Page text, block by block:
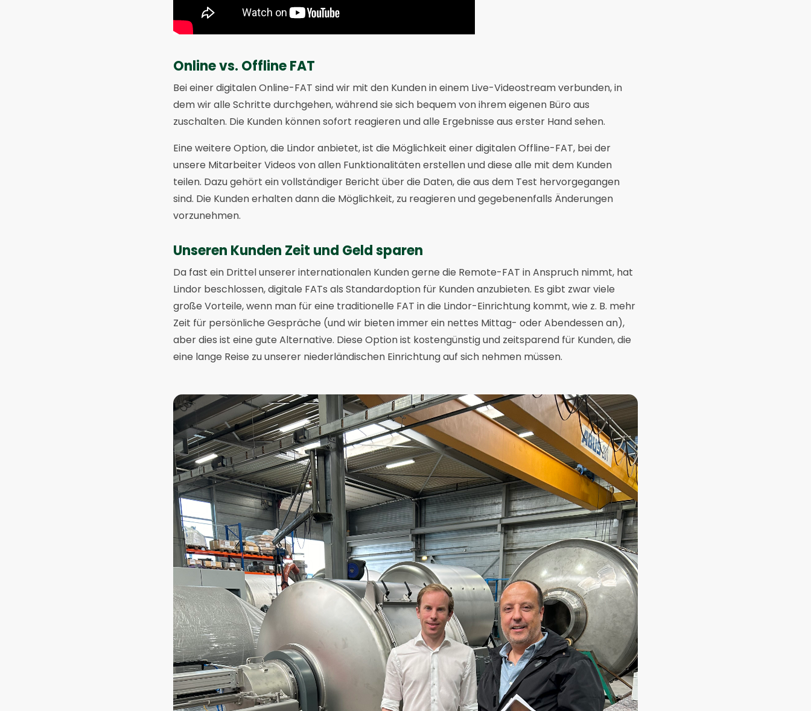
Online vs. Offline FAT
Bei einer digitalen Online-FAT sind wir mit den Kunden in einem Live-Videostream verbunden, in
dem wir alle Schritte durchgehen, während sie sich bequem von ihrem eigenen Büro aus
zuschalten. Die Kunden können sofort reagieren und alle Ergebnisse aus erster Hand sehen.
Eine weitere Option, die Lindor anbietet, ist die Möglichkeit einer digitalen Offline-FAT, bei der
unsere Mitarbeiter Videos von allen Funktionalitäten erstellen und diese alle mit dem Kunden
teilen. Dazu gehört ein vollständiger Bericht über die Daten, die aus dem Test hervorgegangen
sind. Die Kunden erhalten dann die Möglichkeit, zu reagieren und gegebenenfalls Änderungen
vorzunehmen.
Unseren Kunden Zeit und Geld sparen
Da fast ein Drittel unserer internationalen Kunden gerne die Remote-FAT in Anspruch nimmt, hat
Lindor beschlossen, digitale FATs als Standardoption für Kunden anzubieten. Es gibt zwar viele
große Vorteile, wenn man für eine traditionelle FAT in die Lindor-Einrichtung kommt, wie z. B. mehr
Zeit für persönliche Gespräche (und wir bieten immer ein nettes Mittag- oder Abendessen an),
aber dies ist eine gute Alternative. Diese Option ist kostengünstig und zeitsparend für Kunden, die
eine lange Reise zu unserer niederländischen Einrichtung auf sich nehmen müssen.